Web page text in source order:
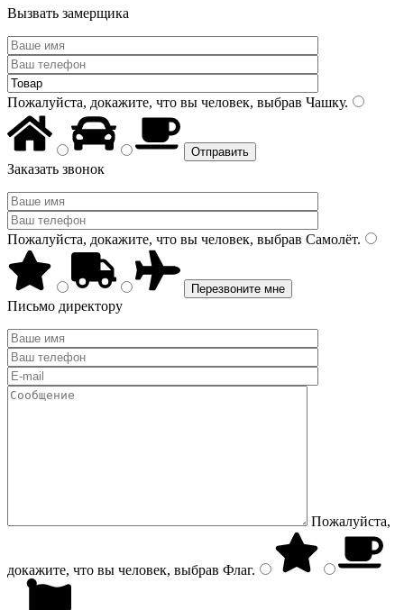
Вызвать замерщика
Пожалуйста, докажите, что вы человек, выбрав Чашку.
Заказать звонок
Пожалуйста, докажите, что вы человек, выбрав Самолёт.
Письмо директору
Пожалуйста,
докажите, что вы человек, выбрав Флаг.